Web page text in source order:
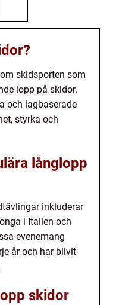
skidsporten som
lopp på skidor.
och lagbaserade
styrka och
långlopp
inkluderar
i Italien och
evenemang
år och har blivit
skidor